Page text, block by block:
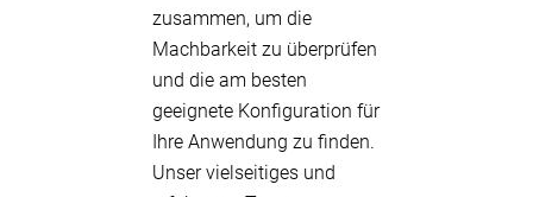
zusammen, um die
Machbarkeit zu überprüfen
und die am besten
geeignete Konfiguration für
Ihre Anwendung zu finden.
Unser vielseitiges und